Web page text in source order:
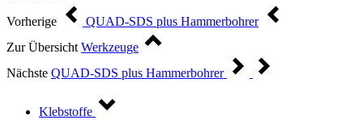
Vorherige
QUAD-SDS plus Hammerbohrer
Zur Übersicht Werkzeuge
Nächste QUAD-SDS plus Hammerbohrer
Klebstoffe